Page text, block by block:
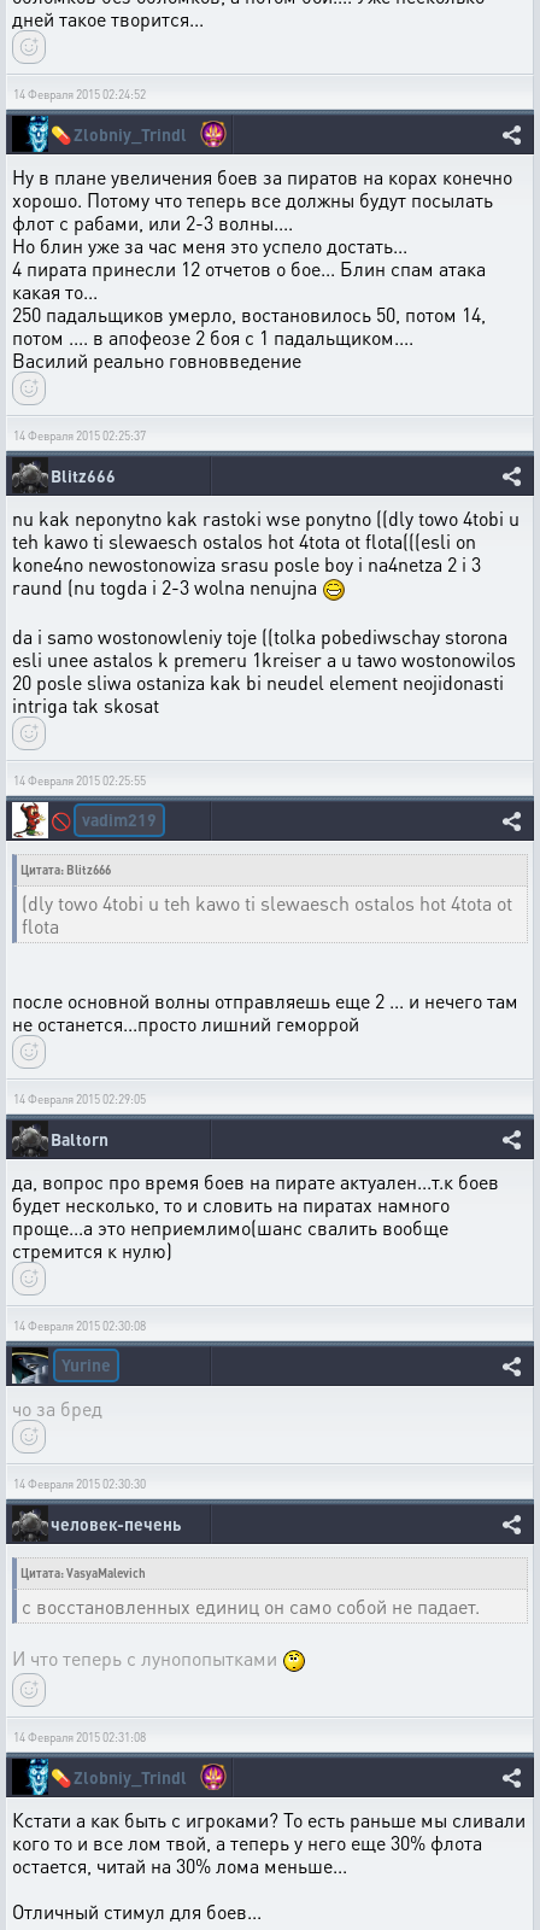
дней такое творится...
14 Февраля 2015 02:24:52
💊Zlobniy_Trindl
Ну в плане увеличения боев за пиратов на корах конечно
хорошо. Потому что теперь все должны будут посылать
флот с рабами, или 2-3 волны....
Но блин уже за час меня это успело достать...
4 пирата принесли 12 отчетов о бое... Блин спам атака
какая то...
250 падальщиков умерло, востановилось 50, потом 14,
потом .... в апофеозе 2 боя с 1 падальщиком....
Василий реально говновведение
14 Февраля 2015 02:25:37
Blitz666
nu kak neponytno kak rastoki wse ponytno ((dly towo 4tobi u
teh kawo ti slewaesch ostalos hot 4tota ot flota(((esli on
kone4no newostonowiza srasu posle boy i na4netza 2 i 3
raund (nu togda i 2-3 wolna nenujna
da i samo wostonowleniy toje ((tolka pobediwschay storona
esli unee astalos k premeru 1kreiser a u tawo wostonowilos
20 posle sliwa ostaniza kak bi neudel element neojidonasti
intriga tak skosat
14 Февраля 2015 02:25:55
🚫 vadim219
Цитата: Blitz666
(dly towo 4tobi u teh kawo ti slewaesch ostalos hot 4tota ot
flota
после основной волны отправляешь еще 2 ... и нечего там
не останется...просто лишний геморрой
14 Февраля 2015 02:29:05
Baltorn
да, вопрос про время боев на пирате актуален...т.к боев
будет несколько, то и словить на пиратах намного
проще...а это неприемлимо(шанс свалить вообще
стремится к нулю)
14 Февраля 2015 02:30:08
Yurine
чо за бред
14 Февраля 2015 02:30:30
человек-печень
Цитата: VasyaMalevich
с восстановленных единиц он само собой не падает.
И что теперь с лунопопытками
14 Февраля 2015 02:31:08
💊Zlobniy_Trindl
Кстати а как быть с игроками? То есть раньше мы сливали
кого то и все лом твой, а теперь у него еще 30% флота
остается, читай на 30% лома меньше...
Отличный стимул для боев...